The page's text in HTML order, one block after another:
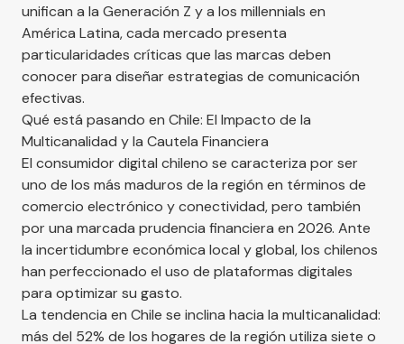
unifican a la Generación Z y a los millennials en
América Latina, cada mercado presenta
particularidades críticas que las marcas deben
conocer para diseñar estrategias de comunicación
efectivas.
Qué está pasando en Chile: El Impacto de la
Multicanalidad y la Cautela Financiera
El consumidor digital chileno se caracteriza por ser
uno de los más maduros de la región en términos de
comercio electrónico y conectividad, pero también
por una marcada prudencia financiera en 2026. Ante
la incertidumbre económica local y global, los chilenos
han perfeccionado el uso de plataformas digitales
para optimizar su gasto.
La tendencia en Chile se inclina hacia la multicanalidad:
más del 52% de los hogares de la región utiliza siete o